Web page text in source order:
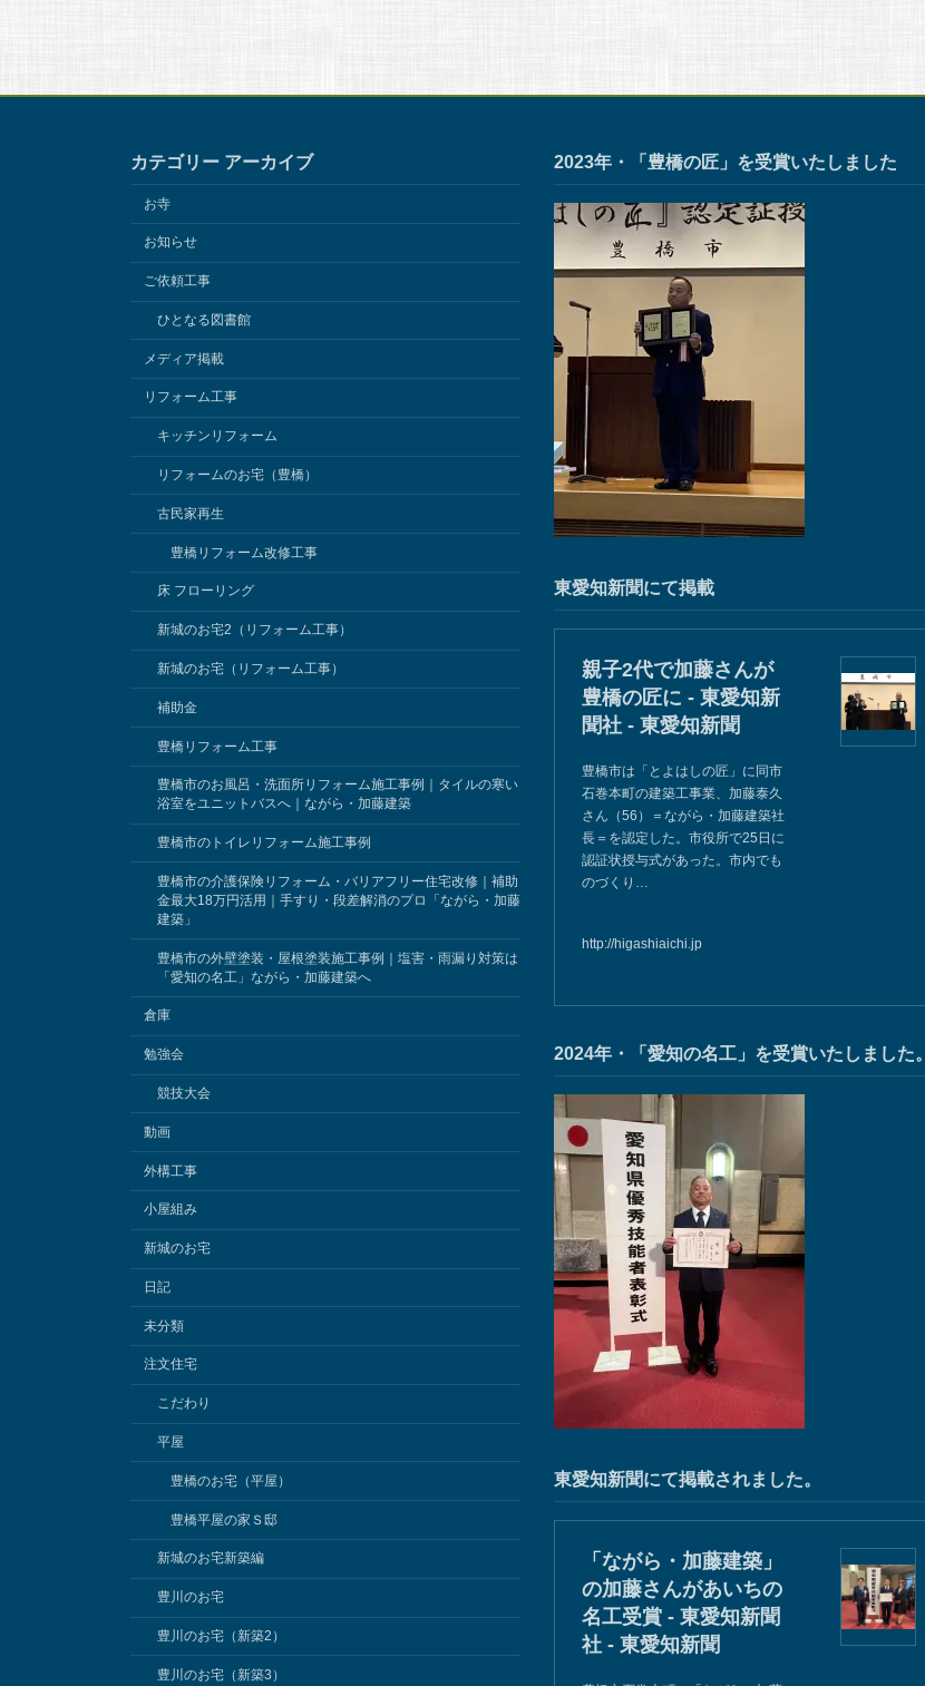
o
o
k
カテゴリー アーカイブ
お寺
お知らせ
ご依頼工事
ひとなる図書館
メディア掲載
リフォーム工事
キッチンリフォーム
リフォームのお宅（豊橋）
古民家再生
豊橋リフォーム改修工事
床 フローリング
新城のお宅2（リフォーム工事）
新城のお宅（リフォーム工事）
補助金
豊橋リフォーム工事
豊橋市のお風呂・洗面所リフォーム施工事例｜タイルの寒い
浴室をユニットバスへ｜ながら・加藤建築
豊橋市のトイレリフォーム施工事例
豊橋市の介護保険リフォーム・バリアフリー住宅改修｜補助
金最大18万円活用｜手すり・段差解消のプロ「ながら・加藤
建築」
豊橋市の外壁塗装・屋根塗装施工事例｜塩害・雨漏り対策は
「愛知の名工」ながら・加藤建築へ
倉庫
勉強会
競技大会
動画
外構工事
小屋組み
新城のお宅
日記
未分類
注文住宅
こだわり
平屋
豊橋のお宅（平屋）
豊橋平屋の家Ｓ邸
新城のお宅新築編
豊川のお宅
豊川のお宅（新築2）
豊川のお宅（新築3）
2023年・「豊橋の匠」を受賞いたしました
東愛知新聞にて掲載
親子2代で加藤さんが
豊橋の匠に - 東愛知新
聞社 - 東愛知新聞
豊橋市は「とよはしの匠」に同市
石巻本町の建築工事業、加藤泰久
さん（56）＝ながら・加藤建築社
長＝を認定した。市役所で25日に
認証状授与式があった。市内でも
のづくり…
http://higashiaichi.jp
2024年・「愛知の名工」を受賞いたしました。
東愛知新聞にて掲載されました。
「ながら・加藤建築」
の加藤さんがあいちの
名工受賞 - 東愛知新聞
社 - 東愛知新聞